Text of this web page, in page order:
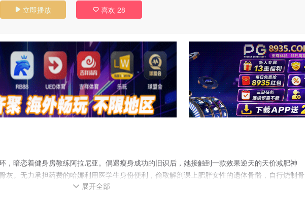
 立即播放  喜欢 28
，暗恋着健身房教练阿拉尼亚。偶遇瘦身成功的旧识后，她接触到一款效果逆天的天价减肥神
灰。无力承担药费的哈娜利用医学生身份便利，偷取解剖课上肥胖女性的遗体骨骼，自行烧制骨
饥饿的肥胖女性鬼魂开始缠上她，哈娜的身体越瘦削，鬼魂的体型就越庞大、攻击性越强，一步
 展开全部